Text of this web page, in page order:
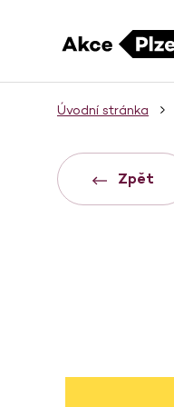
Úvodní stránka
Zpět